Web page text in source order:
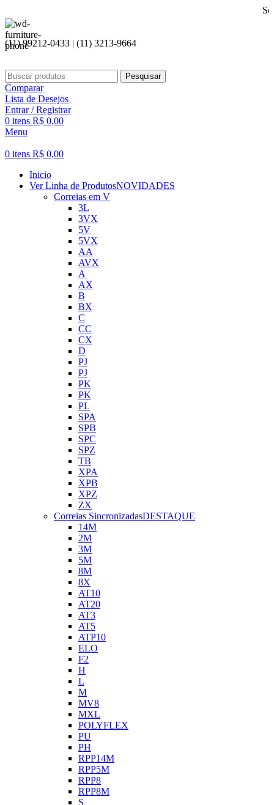
Seja bem
(11) 99212-0433 | (11) 3213-9664
Pesquisar
Comparar
Lista de Desejos
Entrar / Registrar
0 itens R$ 0,00
Menu
0 itens R$ 0,00
Inicio
Ver Linha de ProdutosNOVIDADES
Correias em V
3L
3VX
5V
5VX
AA
AVX
A
AX
B
BX
C
CC
CX
D
PJ
PJ
PK
PK
PL
SPA
SPB
SPC
SPZ
TB
XPA
XPB
XPZ
ZX
Correias SincronizadasDESTAQUE
14M
2M
3M
5M
8M
8X
AT10
AT20
AT3
AT5
ATP10
ELO
F2
H
L
M
MV8
MXL
POLYFLEX
PU
PH
RPP14M
RPP5M
RPP8
RPP8M
S